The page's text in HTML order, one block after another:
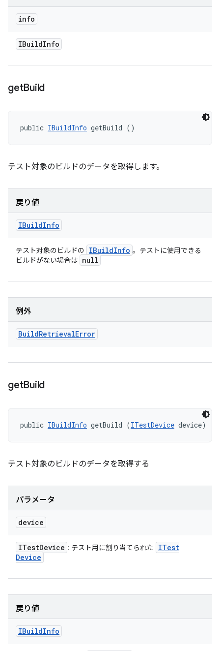
info
IBuildInfo
getBuild
public IBuildInfo getBuild ()
テスト対象のビルドのデータを取得します。
戻り値
IBuildInfo
テスト対象のビルドの IBuildInfo 。テストに使用できる
ビルドがない場合は null
例外
BuildRetrievalError
getBuild
public IBuildInfo getBuild (ITestDevice device)
テスト対象のビルドのデータを取得する
パラメータ
device
ITestDevice : テスト用に割り当てられた
ITest
Device
戻り値
IBuildInfo